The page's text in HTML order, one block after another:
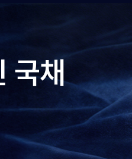
국채